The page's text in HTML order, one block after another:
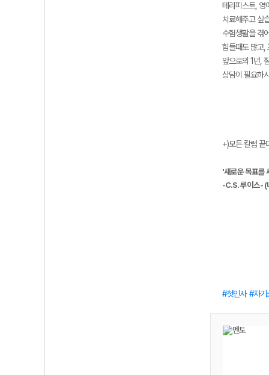
테라피스트, 영
치료해주고 싶
수험생활을 겪
힘들때도 많고,
앞으로의 1년,
상담이 필요하
+)모든 칼럼 끝
'새로운 목표를
-C.S. 루이스- (
첫인사 자기